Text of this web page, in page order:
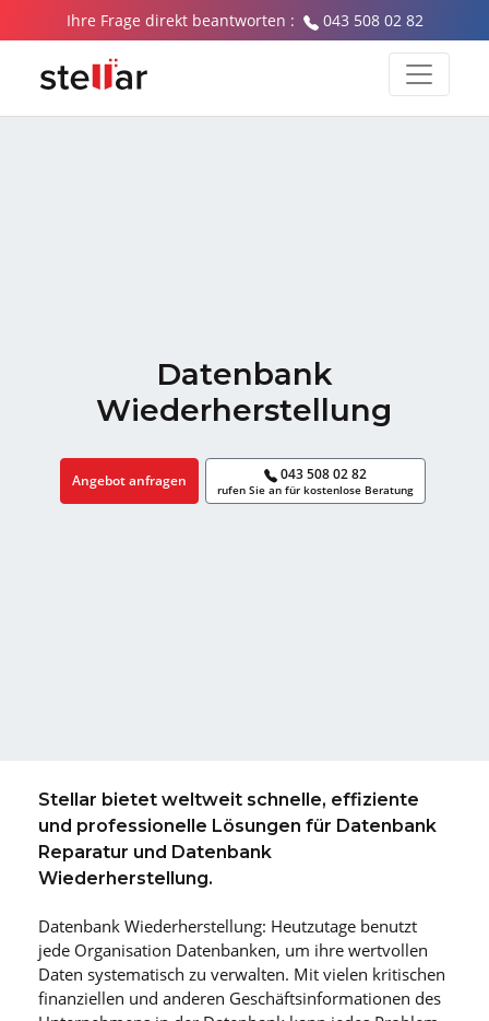
Ihre Frage direkt beantworten : 043 508 02 82
Datenbank
Wiederherstellung
Angebot anfragen 043 508 02 82
rufen Sie an für kostenlose Beratung
Stellar bietet weltweit schnelle, effiziente
und professionelle Lösungen für Datenbank
Reparatur und Datenbank
Wiederherstellung.
Datenbank Wiederherstellung: Heutzutage benutzt
jede Organisation Datenbanken, um ihre wertvollen
Daten systematisch zu verwalten. Mit vielen kritischen
finanziellen und anderen Geschäftsinformationen des